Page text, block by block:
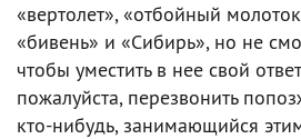
«вертолет», «отбойный
«бивень» и «Сибирь», но не
чтобы уместить в нее свой
пожалуйста, перезвонить
кто-нибудь, занимающийся